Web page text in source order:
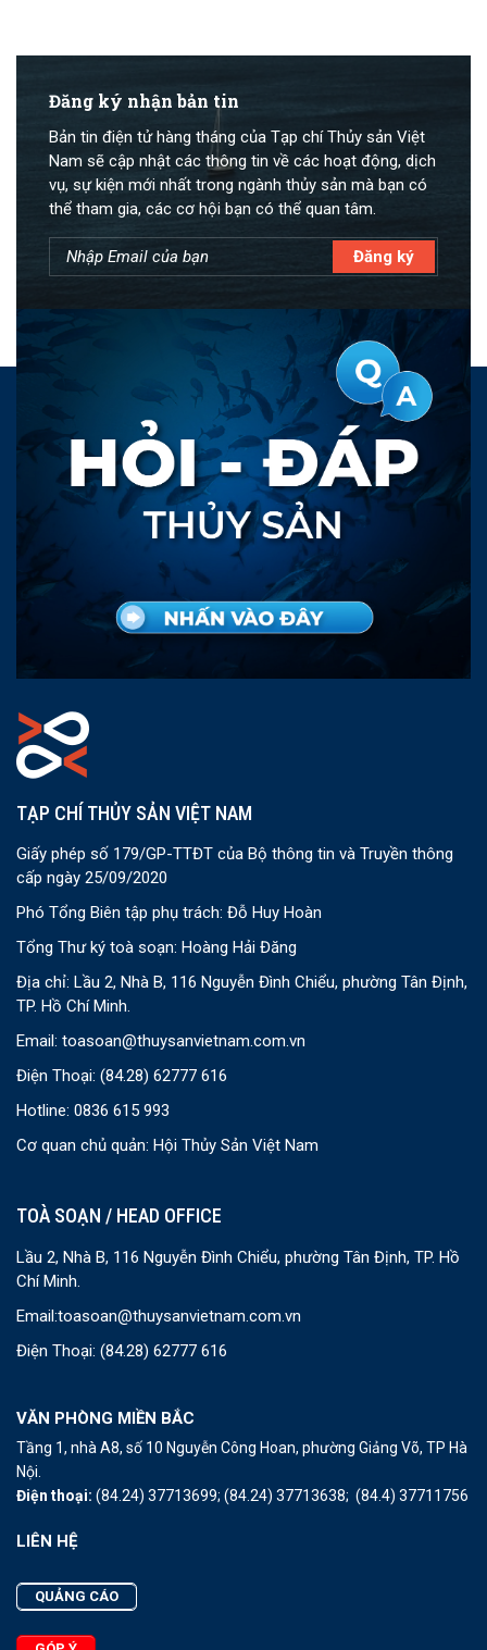
Đăng ký nhận bản tin
Bản tin điện tử hàng tháng của Tạp chí Thủy sản Việt
Nam sẽ cập nhật các thông tin về các hoạt động, dịch
vụ, sự kiện mới nhất trong ngành thủy sản mà bạn có
thể tham gia, các cơ hội bạn có thể quan tâm.
TẠP CHÍ THỦY SẢN VIỆT NAM
Giấy phép số 179/GP-TTĐT của Bộ thông tin và Truyền thông
cấp ngày 25/09/2020
Phó Tổng Biên tập phụ trách: Đỗ Huy Hoàn
Tổng Thư ký toà soạn: Hoàng Hải Đăng
Địa chỉ: Lầu 2, Nhà B, 116 Nguyễn Đình Chiểu, phường Tân Định,
TP. Hồ Chí Minh.
Email: toasoan@thuysanvietnam.com.vn
Điện Thoại: (84.28) 62777 616
Hotline: 0836 615 993
Cơ quan chủ quản: Hội Thủy Sản Việt Nam
TOÀ SOẠN / HEAD OFFICE
Lầu 2, Nhà B, 116 Nguyễn Đình Chiểu, phường Tân Định, TP. Hồ
Chí Minh.
Email:toasoan@thuysanvietnam.com.vn
Điện Thoại: (84.28) 62777 616
VĂN PHÒNG MIỀN BẮC
Tầng 1, nhà A8, số 10 Nguyễn Công Hoan, phường Giảng Võ, TP Hà
Nội.
Điện thoại: (84.24) 37713699; (84.24) 37713638; (84.4) 37711756
LIÊN HỆ
QUẢNG CÁO